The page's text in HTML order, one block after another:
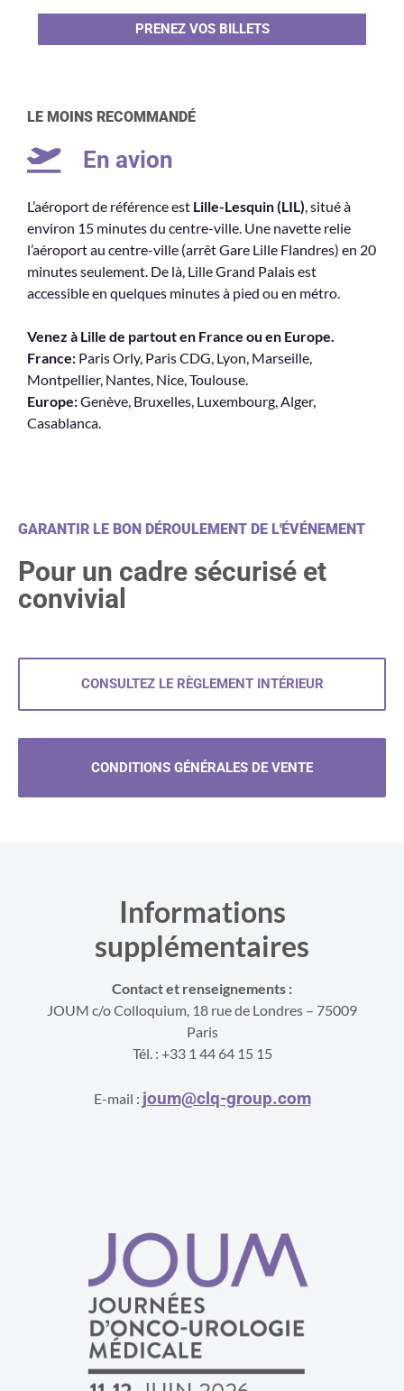
PRENEZ VOS BILLETS
LE MOINS RECOMMANDÉ
En avion
L’aéroport de référence est Lille-Lesquin (LIL), situé à
environ 15 minutes du centre-ville. Une navette relie
l’aéroport au centre-ville (arrêt Gare Lille Flandres) en 20
minutes seulement. De là, Lille Grand Palais est
accessible en quelques minutes à pied ou en métro.
Venez à Lille de partout en France ou en Europe.
France: Paris Orly, Paris CDG, Lyon, Marseille,
Montpellier, Nantes, Nice, Toulouse.
Europe:Genève, Bruxelles, Luxembourg, Alger,
Casablanca.
GARANTIR LE BON DÉROULEMENT DE L'ÉVÉNEMENT
Pour un cadre sécurisé et
convivial
CONSULTEZ LE RÈGLEMENT INTÉRIEUR
CONDITIONS GÉNÉRALES DE VENTE
Informations
supplémentaires
Contact et renseignements :
JOUM c/o Colloquium, 18 rue de Londres – 75009
Paris
Tél. : +33 1 44 64 15 15
E-mail : joum@clq-group.com